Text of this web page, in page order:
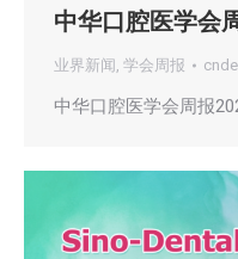
中华口腔医学会
业界新闻 , 学会周报
中华口腔医学会周报